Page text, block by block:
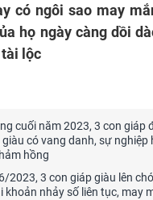
có ngôi sao may
họ ngày càng dồi
lộc
cuối năm 2023, 3 con giáp
giàu có vang danh, sự nghiệp
hồng
2023, 3 con giáp giàu lên
khoản nhảy số liên tục, may